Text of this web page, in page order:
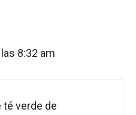
8:32 am
té verde de